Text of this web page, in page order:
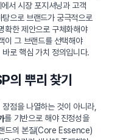
서 시장 포지셔닝과 고객
으로 브랜드가 궁극적으로
확한 제안으로 구체화해야
이 그 브랜드를 선택해야
로 핵심 가치 정의입니다.
의 뿌리 찾기
점을 나열하는 것이 아니라,
를 기반으로 해야 진정성을
드의 본질(Core Essence)